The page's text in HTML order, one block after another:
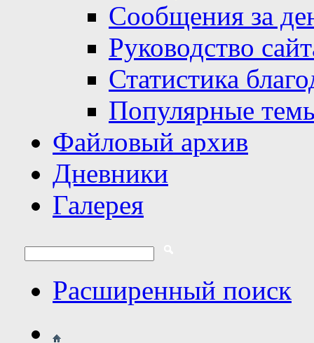
Сообщения за
Руководство
Статистика
Популярные
Файловый архив
Дневники
Галерея
Расширенный поиск